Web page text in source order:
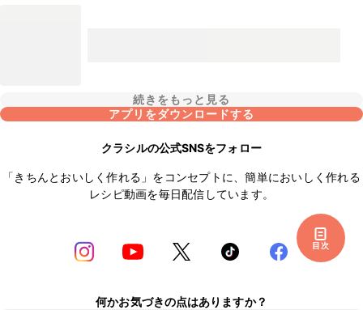
目次
続きをもっと見る
アプリをダウンロードする
クラシルの公式SNSをフォロー
「きちんとおいしく作れる」をコンセプトに、簡単においしく作れる
レシピ動画を毎日配信しています。
何かお気づきの点はありますか？